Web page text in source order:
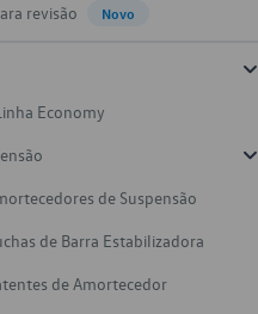
revisão Novo
Economy
de Suspensão
de Barra Estabilizadora
de Amortecedor